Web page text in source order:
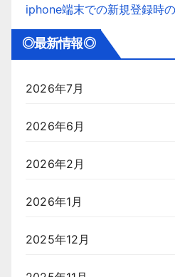
iphone端末での新規登録時
◎最新情報◎
2026年7月
2026年6月
2026年2月
2026年1月
2025年12月